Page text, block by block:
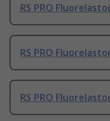
RS PRO
RS PRO
RS PRO